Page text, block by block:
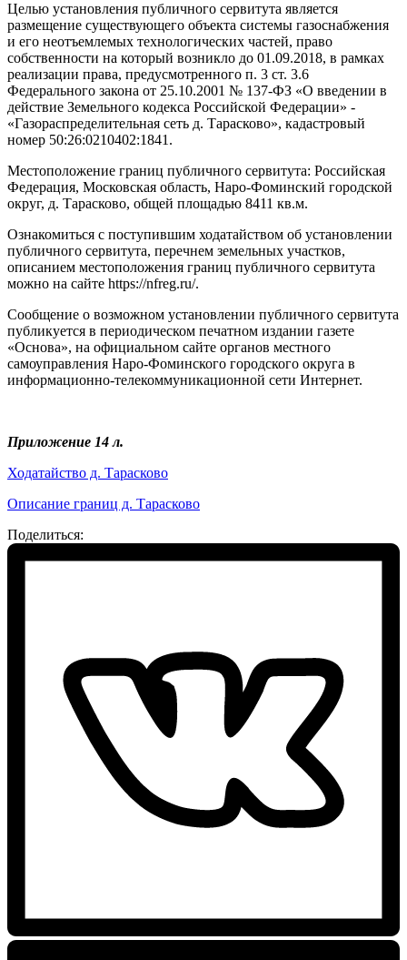
Целью установления публичного сервитута является
размещение существующего объекта системы газоснабжения
и его неотъемлемых технологических частей, право
собственности на который возникло до 01.09.2018, в рамках
реализации права, предусмотренного п. 3 ст. 3.6
Федерального закона от 25.10.2001 № 137-ФЗ «О введении в
действие Земельного кодекса Российской Федерации» -
«Газораспределительная сеть д. Тарасково», кадастровый
номер 50:26:0210402:1841.
Местоположение границ публичного сервитута: Российская
Федерация, Московская область, Наро-Фоминский городской
округ, д. Тарасково, общей площадью 8411 кв.м.
Ознакомиться с поступившим ходатайством об установлении
публичного сервитута, перечнем земельных участков,
описанием местоположения границ публичного сервитута
можно на сайте https://nfreg.ru/.
Сообщение о возможном установлении публичного сервитута
публикуется в периодическом печатном издании газете
«Основа», на официальном сайте органов местного
самоуправления Наро-Фоминского городского округа в
информационно-телекоммуникационной сети Интернет.
Приложение 14 л.
Ходатайство д. Тарасково
Описание границ д. Тарасково
Поделиться: